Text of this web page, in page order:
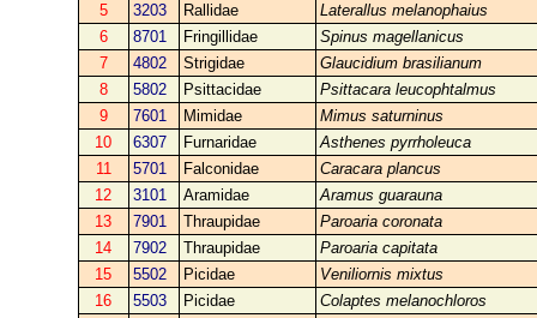
5
3203 Rallidae
Laterallus melanophaius
6
8701 Fringillidae
Spinus magellanicus
7
4802 Strigidae
Glaucidium brasilianum
8
5802 Psittacidae
Psittacara leucophtalmus
9
7601 Mimidae
Mimus saturninus
10
6307 Furnaridae
Asthenes pyrrholeuca
11
5701 Falconidae
Caracara plancus
12
3101 Aramidae
Aramus guarauna
13
7901 Thraupidae
Paroaria coronata
14
7902 Thraupidae
Paroaria capitata
15
5502 Picidae
Veniliornis mixtus
16
5503 Picidae
Colaptes melanochloros